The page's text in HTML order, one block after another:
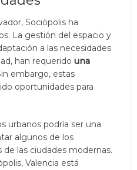
Sociòpolis ha
La gestión del espacio y
a las necesidades
han requeridouna
embargo, estas
oportunidades para
urbanos podría ser una
algunos de los
las ciudades modernas.
Valencia está